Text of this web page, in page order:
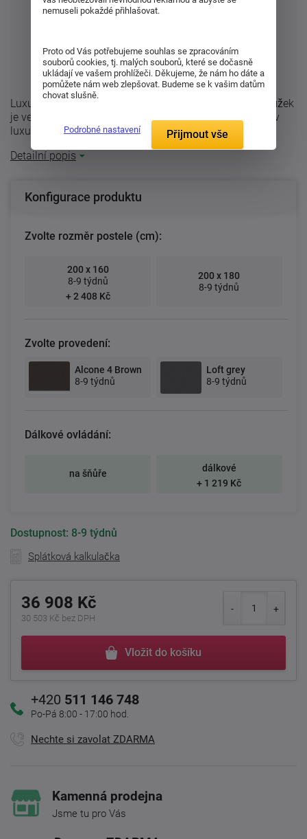
Luxusní lůžko Astrid typu Boxspring. Tato konstrukce lůžek
je velice oblíbená v zahraničí. Je také hojně využívána v
luxusních ...
Detailní popis
Konfigurace produktu
Zvolte rozměr postele (cm):
200 x 160
8-9 týdnů
+ 2 408 Kč
200 x 180
8-9 týdnů
Zvolte provedení:
Alcone 4 Brown
8-9 týdnů
Loft grey
8-9 týdnů
Dálkové ovládání:
na šňůře
dálkové
+ 1 219 Kč
Dostupnost: 8-9 týdnů
Splátková kalkulačka
36 908 Kč
30 503 Kč bez DPH
Vložit do košíku
+420 511 146 748
Po-Pá 8:00 - 17:00 hod.
Nechte si zavolat ZDARMA
Kamenná prodejna
Jsme tu pro Vás
nemuseli pokaždé přihlašovat.
Proto od Vás potřebujeme souhlas se zpracováním
souborů cookies, tj. malých souborů, které se dočasně
ukládají ve vašem prohlížeči. Děkujeme, že nám ho dáte a
pomůžete nám web zlepšovat. Budeme se k vašim datům
chovat slušně.
Podrobné nastavení Přijmout vše